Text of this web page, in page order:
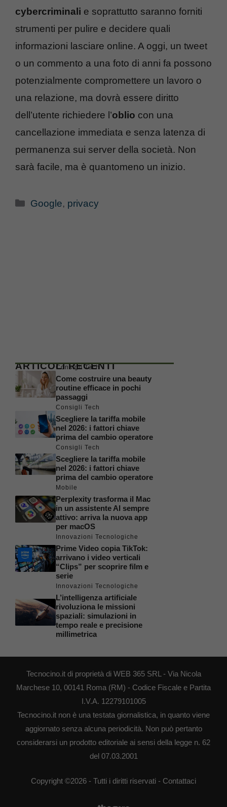
cybercriminali e soprattutto saranno forniti
strumenti per pulire e decidere quali
informazioni lasciare online. A oggi, un tweet
o un commento a una foto di anni fa possono
potenzialmente compromettere un lavoro o
una relazione, ma dovrà essere diritto
dell’utente richiedere l’oblio con una
cancellazione immediata e senza latenza di
permanenza sui server della società. Non
sarà facile, ma è quantomeno un inizio.
Categorie
Google, privacy
ARTICOLI RECENTI
Consigli Tech
Come costruire una beauty
routine efficace in pochi
passaggi
Consigli Tech
Scegliere la tariffa mobile
nel 2026: i fattori chiave
prima del cambio operatore
Consigli Tech
Scegliere la tariffa mobile
nel 2026: i fattori chiave
prima del cambio operatore
Mobile
Perplexity trasforma il Mac
in un assistente AI sempre
attivo: arriva la nuova app
per macOS
Innovazioni Tecnologiche
Prime Video copia TikTok:
arrivano i video verticali
“Clips” per scoprire film e
serie
Innovazioni Tecnologiche
L’intelligenza artificiale
rivoluziona le missioni
spaziali: simulazioni in
tempo reale e precisione
millimetrica
Tecnocino.it di proprietà di WEB 365 SRL - Via Nicola
Marchese 10, 00141 Roma (RM) - Codice Fiscale e Partita
I.V.A. 12279101005
Tecnocino.it non è una testata giornalistica, in quanto viene
aggiornato senza alcuna periodicità. Non può pertanto
considerarsi un prodotto editoriale ai sensi della legge n. 62
del 07.03.2001
Copyright ©2026 - Tutti i diritti riservati - Contattaci